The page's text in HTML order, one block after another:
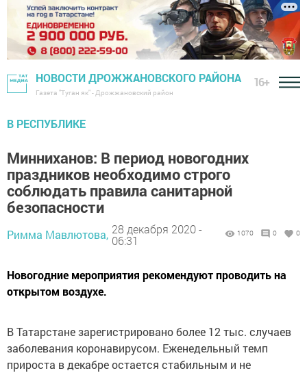
НОВОСТИ ДРОЖЖАНОВСКОГО РАЙОНА
Газета "Туган як" - Дрожжановский район
16+
В РЕСПУБЛИКЕ
Минниханов: В период новогодних
праздников необходимо строго
соблюдать правила санитарной
безопасности
Римма Мавлютова, 28 декабря 2020 -
06:31
1070 0 0
Новогодние мероприятия рекомендуют проводить на
открытом воздухе.
В Татарстане зарегистрировано более 12 тыс. случаев
заболевания коронавирусом. Еженедельный темп
прироста в декабре остается стабильным и не